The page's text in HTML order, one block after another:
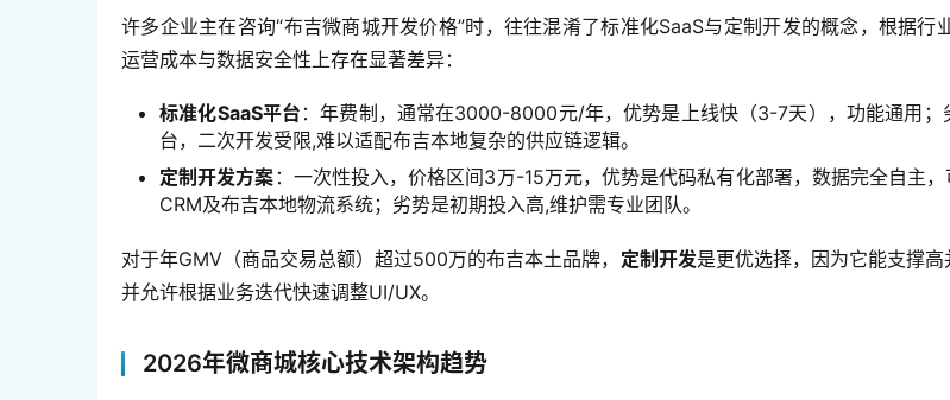
许多企业主在咨询“布吉微商城开发价格”时，往往混淆了标准化SaaS与定制开发的概念，根据行
运营成本与数据安全性上存在显著差异：
标准化SaaS平台 ：年费制，通常在3000-8000元/年，优势是上线快（3-7天），功能通用；
台，二次开发受限,难以适配布吉本地复杂的供应链逻辑。
定制开发方案 ：一次性投入，价格区间3万-15万元，优势是代码私有化部署，数据完全自主，
CRM及布吉本地物流系统；劣势是初期投入高,维护需专业团队。
对于年GMV（商品交易总额）超过500万的布吉本土品牌， 定制开发是更优选择，因为它能支撑高
并允许根据业务迭代快速调整UI/UX。
2026年微商城核心技术架构趋势